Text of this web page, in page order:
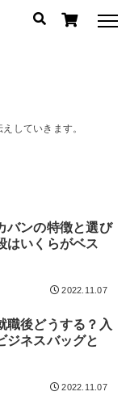
円
していきます。
バンの特徴と選び
はいくらがベス
2022.11.07
職後どうする？入
ジネスバッグと
2022.11.07